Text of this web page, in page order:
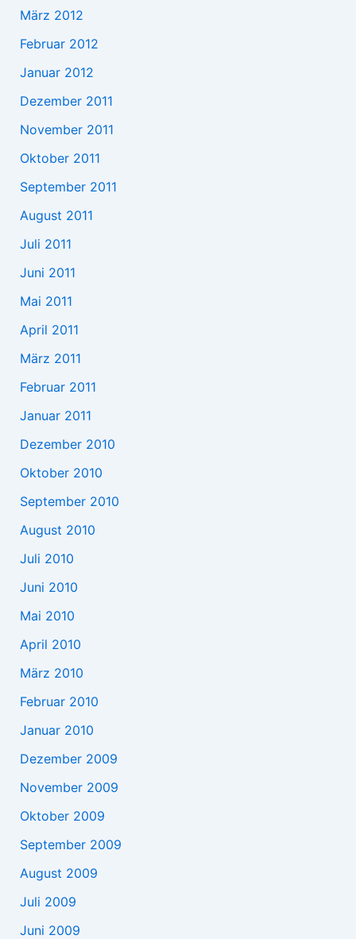
März 2012
Februar 2012
Januar 2012
Dezember 2011
November 2011
Oktober 2011
September 2011
August 2011
Juli 2011
Juni 2011
Mai 2011
April 2011
März 2011
Februar 2011
Januar 2011
Dezember 2010
Oktober 2010
September 2010
August 2010
Juli 2010
Juni 2010
Mai 2010
April 2010
März 2010
Februar 2010
Januar 2010
Dezember 2009
November 2009
Oktober 2009
September 2009
August 2009
Juli 2009
Juni 2009